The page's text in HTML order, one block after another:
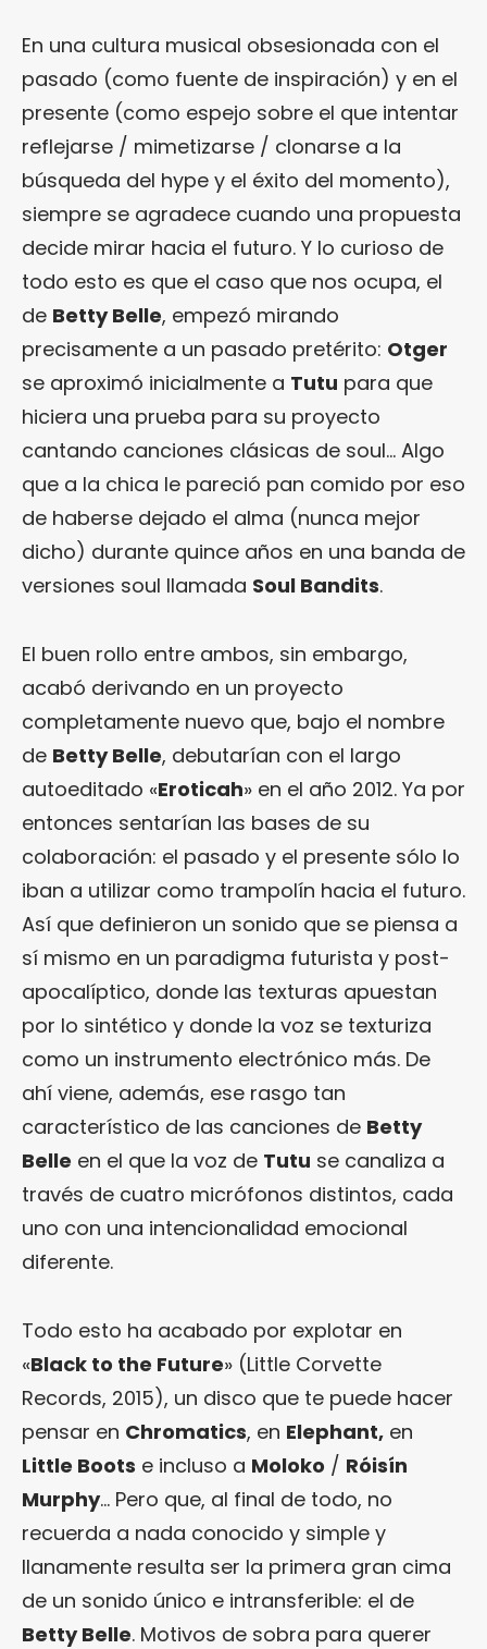
En una cultura musical obsesionada con el
pasado (como fuente de inspiración) y en el
presente (como espejo sobre el que intentar
reflejarse / mimetizarse / clonarse a la
búsqueda del hype y el éxito del momento),
siempre se agradece cuando una propuesta
decide mirar hacia el futuro. Y lo curioso de
todo esto es que el caso que nos ocupa, el
de Betty Belle, empezó mirando
precisamente a un pasado pretérito: Otger
se aproximó inicialmente a Tutu para que
hiciera una prueba para su proyecto
cantando canciones clásicas de soul… Algo
que a la chica le pareció pan comido por eso
de haberse dejado el alma (nunca mejor
dicho) durante quince años en una banda de
versiones soul llamada Soul Bandits.
El buen rollo entre ambos, sin embargo,
acabó derivando en un proyecto
completamente nuevo que, bajo el nombre
de Betty Belle, debutarían con el largo
autoeditado «Eroticah» en el año 2012. Ya por
entonces sentarían las bases de su
colaboración: el pasado y el presente sólo lo
iban a utilizar como trampolín hacia el futuro.
Así que definieron un sonido que se piensa a
sí mismo en un paradigma futurista y post-
apocalíptico, donde las texturas apuestan
por lo sintético y donde la voz se texturiza
como un instrumento electrónico más. De
ahí viene, además, ese rasgo tan
característico de las canciones de Betty
Belle en el que la voz de Tutu se canaliza a
través de cuatro micrófonos distintos, cada
uno con una intencionalidad emocional
diferente.
Todo esto ha acabado por explotar en
«Black to the Future» (Little Corvette
Records, 2015), un disco que te puede hacer
pensar en Chromatics, en Elephant, en
Little Boots e incluso a Moloko / Róisín
Murphy… Pero que, al final de todo, no
recuerda a nada conocido y simple y
llanamente resulta ser la primera gran cima
de un sonido único e intransferible: el de
Betty Belle. Motivos de sobra para querer